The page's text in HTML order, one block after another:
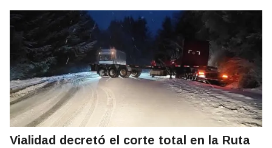
Vialidad decretó el corte total en la Ruta